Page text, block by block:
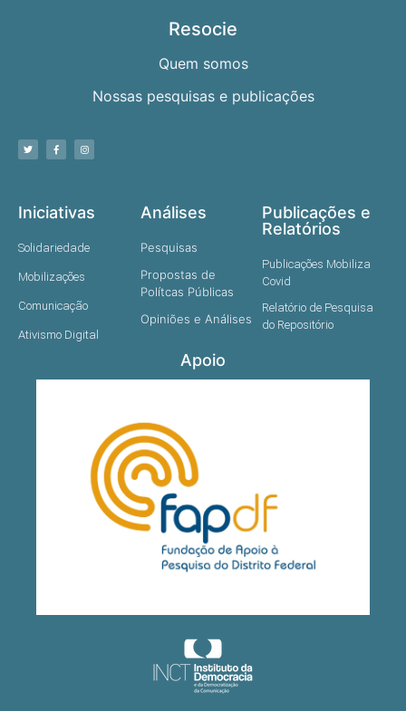
Resocie
Quem somos
Nossas pesquisas e publicações
Iniciativas
Solidariedade
Mobilizações
Comunicação
Ativismo Digital
Análises
Pesquisas
Propostas de
Polítcas Públicas
Opiniões e Análises
Publicações e
Relatórios
Publicações Mobiliza
Covid
Relatório de Pesquisa
do Repositório
Apoio